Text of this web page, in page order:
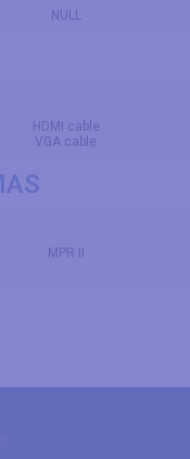
NULL
HDMI cable
VGA cable
MPR II